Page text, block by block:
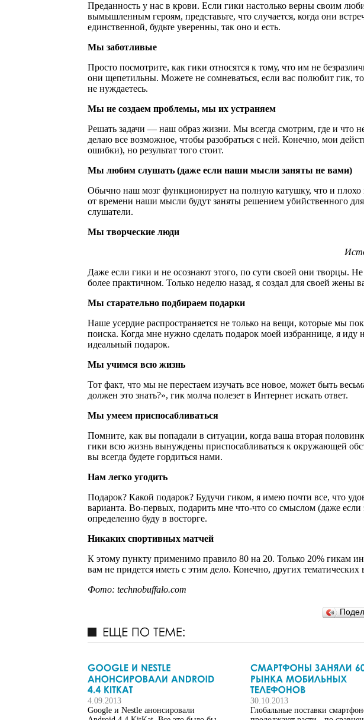
Преданность у нас в крови. Если гики настолько верны своим
вымышленным героям, представьте, что случается, когда они
единственной, будьте уверенны, так оно и есть.
Мы заботливые
Просто посмотрите, как гики относятся к тому, что им не
они щепетильны. Можете не сомневаться, если вас полюбит гик,
не нуждаетесь.
Мы не создаем проблемы, мы их устраняем
Решать задачи — наш образ жизни. Мы всегда смотрим, где и что
делаю все возможное, чтобы разобраться с ней. Конечно, мои
ошибки), но результат того стоит.
Мы любим слушать (даже если наши мысли заняты не вами)
Обычно наш мозг функционирует на полную катушку, что и
от времени наши мысли будут заняты решением убийственного
слушатели.
Мы творческие люди
Даже если гики и не осознают этого, по сути своей они творцы.
более практичном. Только неделю назад, я создал для своей жены
Мы старательно подбираем подарки
Наше усердие распространяется не только на вещи, которые мы
поиска. Когда мне нужно сделать подарок моей избраннице, я
идеальный подарок.
Мы учимся всю жизнь
Тот факт, что мы не перестаем изучать все новое, может быть
должен это знать?», гик молча полезет в Интернет искать ответ.
Мы умеем приспосабливаться
Помните, как вы попадали в ситуации, когда ваша вторая
гики всю жизнь вынуждены приспосабливаться к окружающей
вы всегда будете гордиться нами.
Нам легко угодить
Подарок? Какой подарок? Будучи гиком, я имею почти все, что
варианта. Во-первых, подарить мне что-что со смыслом (даже
определенно буду в восторге.
Никаких спортивных матчей
К этому пункту применимо правило 80 на 20. Только 20% гикам
вам не придется иметь с этим дело. Конечно, других
Фото: technobuffalo.com
4.09.2013
Google и Nestle анонсировали
30.10.2013
Глобальные поставки